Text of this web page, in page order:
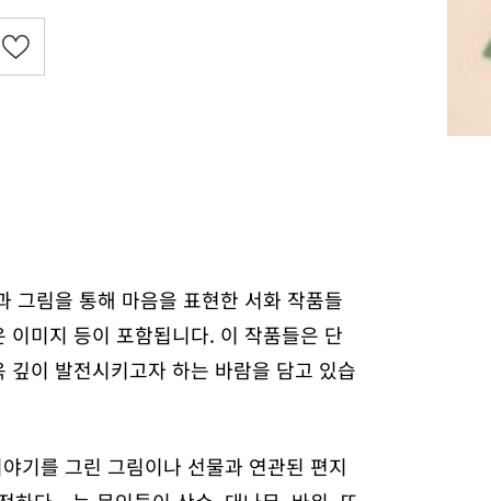
그림을 통해 마음을 표현한 서화 작품들
미지 등이 포함됩니다. 이 작품들은 단
이 발전시키고자 하는 바람을 담고 있습
기를 그린 그림이나 선물과 연관된 편지